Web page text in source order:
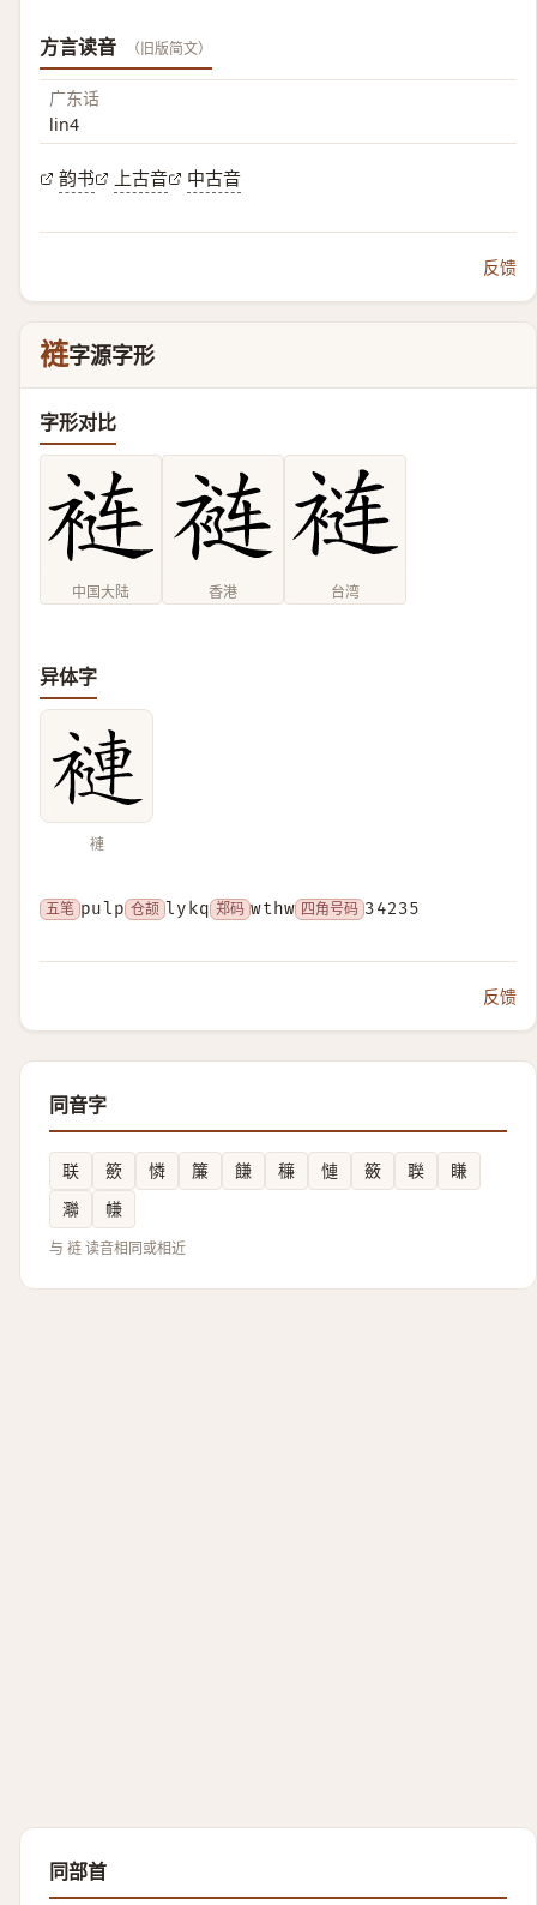
方言读音 （旧版简文）
广东话
lin4
韵书 上古音 中古音
反馈
裢字源字形
字形对比
中国大陆 香港 台湾
异体字
褳
五笔 pulp 仓颉 lykq 郑码 wthw 四角号码 34235
反馈
同音字
联 籨 憐 簾 䭑 䆂 慩 籢 聫
䁠
㶌
㡘
与 裢 读音相同或相近
同部首